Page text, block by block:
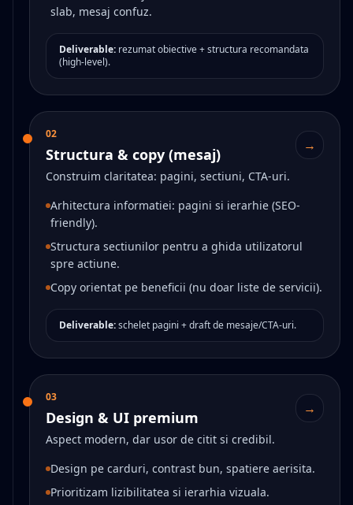
slab, mesaj confuz.
Deliverable: rezumat obiective + structura recomandata
(high-level).
02
Structura & copy (mesaj)
Construim claritatea: pagini, sectiuni, CTA-uri.
→
Arhitectura informatiei: pagini si ierarhie (SEO-
friendly).
Structura sectiunilor pentru a ghida utilizatorul
spre actiune.
Copy orientat pe beneficii (nu doar liste de servicii).
Deliverable:schelet pagini + draft de mesaje/CTA-uri.
03
Design & UI premium
Aspect modern, dar usor de citit si credibil.
→
Design pe carduri, contrast bun, spatiere aerisita.
Prioritizam lizibilitatea si ierarhia vizuala.